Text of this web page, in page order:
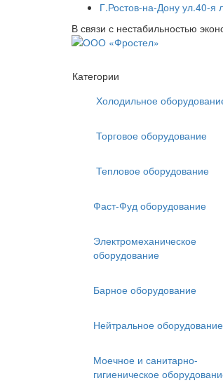
Г.Ростов-на-Дону ул.40-я
В связи с нестабильностью
Категории
Холодильное
Торговое оборудование
Тепловое оборудование
Фаст-Фуд оборудование
Электромеханическое
оборудование
Барное оборудование
Нейтральное оборудование
Моечное и санитарно-
гигиеническое